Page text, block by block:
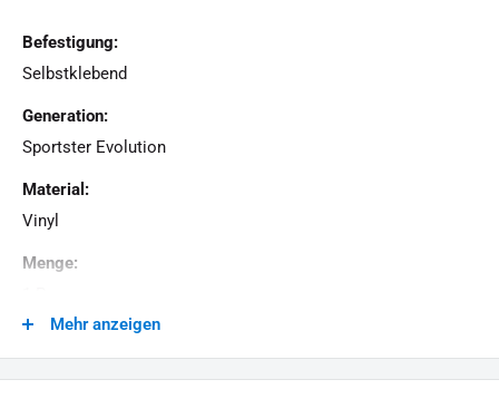
Befestigung:
Selbstklebend
Generation:
Sportster Evolution
Material:
Vinyl
Menge:
Mehr anzeigen